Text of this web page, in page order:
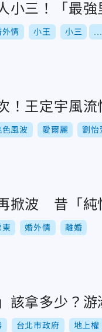
小三！「最
外情 小王 小三
！王定宇風
色風波 愛爾麗 劉怡
掀波 昔「純
東 婚外情 離婚
該拿多少？
台北市政府 地上權